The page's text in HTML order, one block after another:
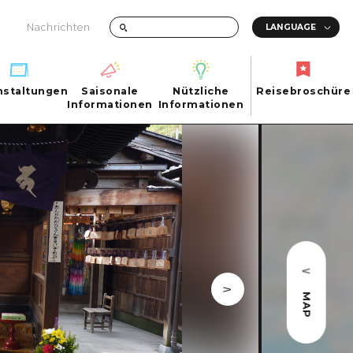
Nachrichten
City
Saisonale
Informationen
Informationen
Nützliche
Informationen
Informationen
FAQs
Foto-Download
Transportinformationen bei Katastrophen
Reisebroschüre
MAP